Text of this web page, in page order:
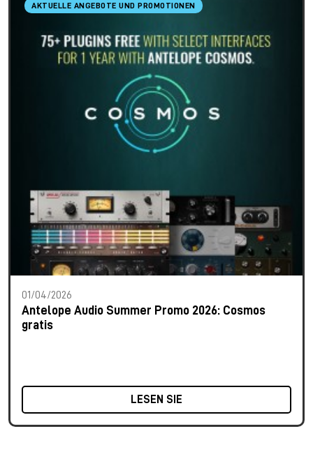
AKTUELLE ANGEBOTE UND PROMOTIONEN
01/04/2026
Antelope Audio Summer Promo 2026: Cosmos
gratis
LESEN SIE